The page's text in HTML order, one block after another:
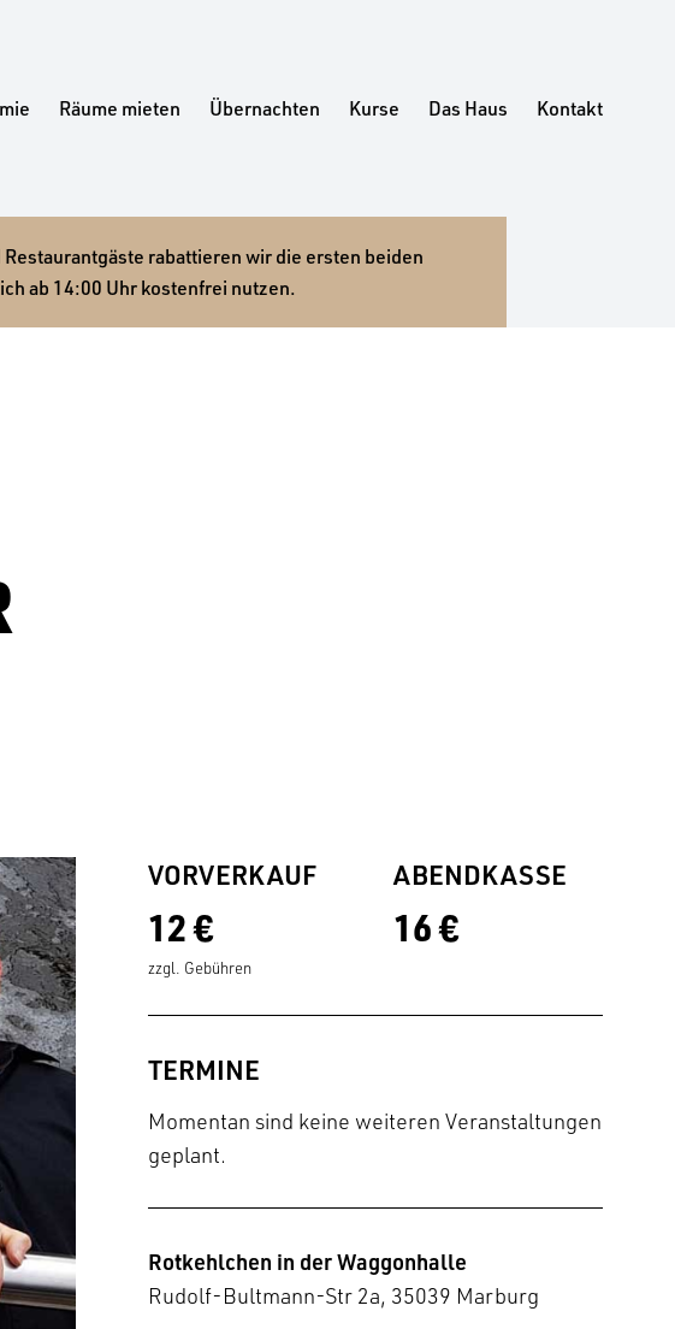
Räume mieten Übernachten Kurse Das Haus Kontakt
rabattieren wir die ersten beiden
ab 14:00 Uhr kostenfrei nutzen.
VORVERKAUF
12 €
zzgl. Gebühren
ABENDKASSE
16 €
TERMINE
Momentan sind keine weiteren Veranstaltungen
geplant.
Rotkehlchen in der Waggonhalle
Rudolf-Bultmann-Str 2a, 35039 Marburg